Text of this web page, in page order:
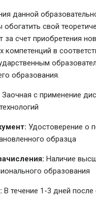
данной
свой
за счет приобретения
компетенций в
образования.
Заочная с применение
Удостоверение о
образца
Наличие
образования
В течение 1-3 дней после